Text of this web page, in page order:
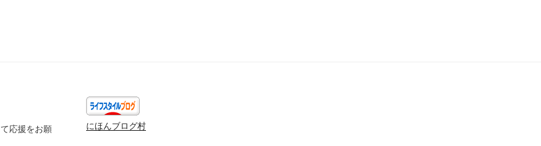
応援をお願
にほんブログ村